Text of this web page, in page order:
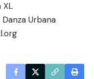
XL
Urbana